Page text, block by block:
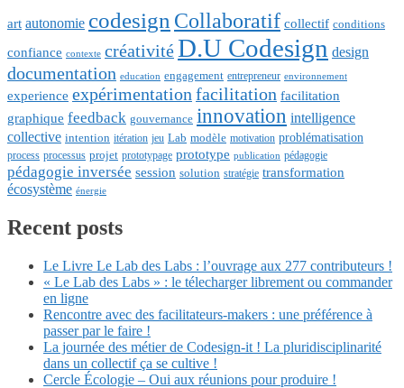
art autonomie codesign Collaboratif collectif conditions
confiance contexte créativitéD.U Codesign design
documentation education engagement entrepreneur environnement
experience expérimentation facilitation facilitation
graphique feedback gouvernance innovation intelligence
collective intention itération jeu Lab modèle motivation problématisation
process processus projet prototypage prototype publication pédagogie
pédagogie inversée session solution stratégie transformation
écosystème énergie
Recent posts
Le Livre Le Lab des Labs : l’ouvrage aux 277 contributeurs !
« Le Lab des Labs » : le télecharger librement ou commander
en ligne
Rencontre avec des facilitateurs-makers : une préférence à
passer par le faire !
La journée des métier de Codesign-it ! La pluridisciplinarité
dans un collectif ça se cultive !
Cercle Écologie – Oui aux réunions pour produire !